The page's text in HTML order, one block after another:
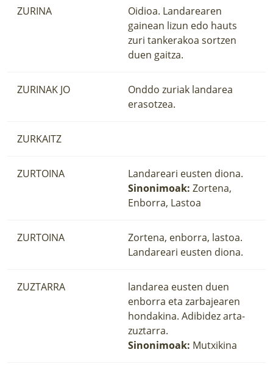
ZURINA
Oidioa. Landarearen
gainean lizun edo hauts
zuri tankerakoa sortzen
duen gaitza.
ZURINAK JO
Onddo zuriak landarea
erasotzea.
ZURKAITZ
ZURTOINA
Landareari eusten diona.
Sinonimoak: Zortena,
Enborra, Lastoa
ZURTOINA
Zortena, enborra, lastoa.
Landareari eusten diona.
ZUZTARRA
landarea eusten duen
enborra eta zarbajearen
hondakina. Adibidez arta-
zuztarra.
Sinonimoak: Mutxikina